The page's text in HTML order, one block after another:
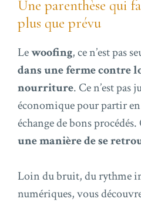
Une parenthèse qui
plus que prévu
Lewoofing, ce n’est pas
dans une ferme contre
nourriture. Ce n’est pas
économique pour partir
échange de bons
une manière de se
Loin du bruit, du rythme
numériques, vous